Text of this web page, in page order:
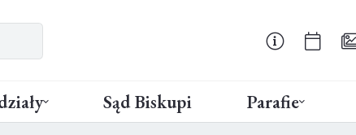
Sąd Biskupi Parafie